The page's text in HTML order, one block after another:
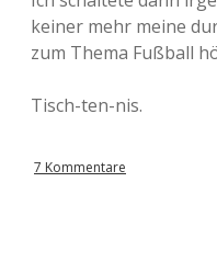
keiner mehr meine
zum Thema Fußball
Tisch-ten-nis.
7 Kommentare